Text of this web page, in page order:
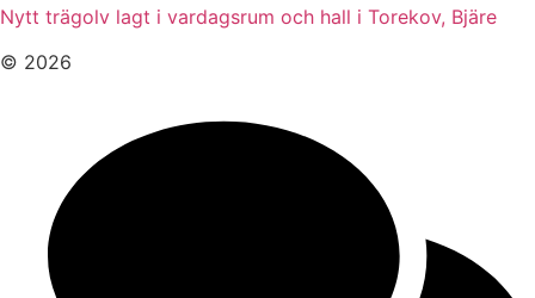
Nytt trägolv lagt i vardagsrum och hall i Torekov, Bjäre
© 2026